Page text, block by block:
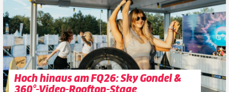
Hoch hinaus am FQ26: Sky Gondel &